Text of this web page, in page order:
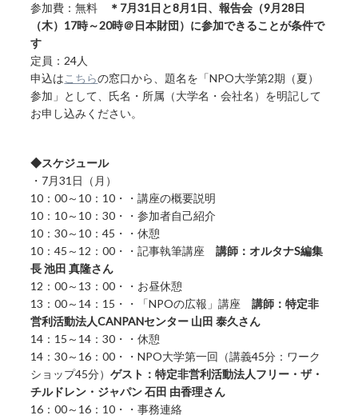
参加費：無料
＊7月31日と8月1日、報告会（9月28日
（木）17時～20時＠日本財団）に参加できることが条件で
す
定員：24人
申込はこちらの窓口から、題名を「NPO大学第2期（夏）
参加」として、氏名・所属（大学名・会社名）を明記して
お申し込みください。
◆スケジュール
・7月31日（月）
10：00～10：10・・講座の概要説明
10：10～10：30・・参加者自己紹介
10：30～10：45・・休憩
10：45～12：00・・記事執筆講座講師：オルタナS編集
長 池田 真隆さん
12：00～13：00・・お昼休憩
13：00～14：15・・「NPOの広報」講座講師：特定非
営利活動法人CANPANセンター 山田 泰久さん
14：15～14：30・・休憩
14：30～16：00・・NPO大学第一回（講義45分：ワーク
ショップ45分）ゲスト：特定非営利活動法人フリー・ザ・
チルドレン・ジャパン 石田 由香理さん
16：00～16：10・・事務連絡